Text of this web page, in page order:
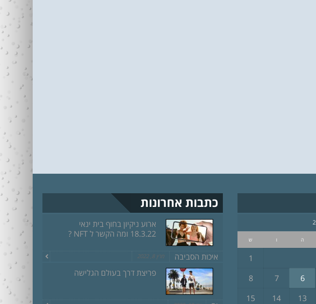
ה ו ש
1
6
7
8
13
14
15
כתבות אחרונות
ארוע ניקיון בחוף בית ינאי
18.3.22 ומה הקשר ל NFT ?
איכות הסביבה מרץ 8, 2022
פריצת דרך בעולם הגלישה